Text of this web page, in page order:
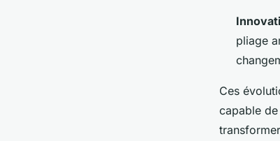
pliage
Ces
capable